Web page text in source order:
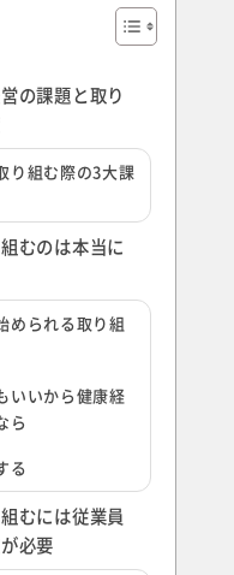
の課題と取り
り組む際の3大課
むのは本当に
められる取り組
いいから健康経
ら
る
むには従業員
必要